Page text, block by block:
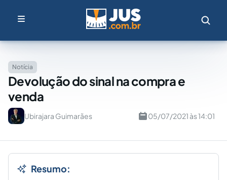
Notícia
Devolução do sinal na compra e
venda
Ubirajara Guimarães 05/07/2021 às 14:01
Resumo: